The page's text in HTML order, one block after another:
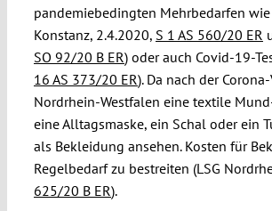
pandemiebedingten Mehrbedarfen
Konstanz, 2.4.2020, S 1 AS 560/20 ER
SO 92/20 B ER) oder auch Covid-19-
16 AS 373/20 ER). Da nach der
Nordrhein-Westfalen eine textile
eine Alltagsmaske, ein Schal oder ein
als Bekleidung ansehen. Kosten für
Regelbedarf zu bestreiten (LSG
625/20 B ER).